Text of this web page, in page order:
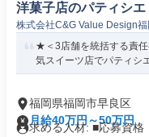
洋菓子店のパティシ
株式会社C&G Value Design福
★＜3店舗を統括する責
気スイーツ店でパティシ
福岡県福岡市早良区
月給40万円～50万円
求める人材: ■応募資格